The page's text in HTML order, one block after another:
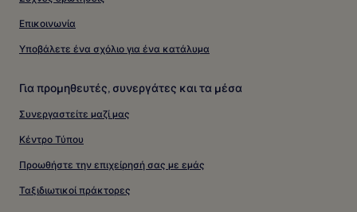
Επικοινωνία
Υποβάλετε ένα σχόλιο για ένα κατάλυμα
Για προμηθευτές, συνεργάτες και τα μέσα
Συνεργαστείτε μαζί μας
Κέντρο Τύπου
Προωθήστε την επιχείρησή σας με εμάς
Ταξιδιωτικοί πράκτορες